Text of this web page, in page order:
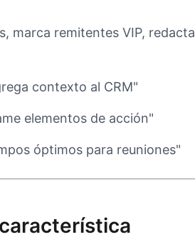
marca remitentes VIP, redacta
contexto al CRM"
elementos de acción"
óptimos para reuniones"